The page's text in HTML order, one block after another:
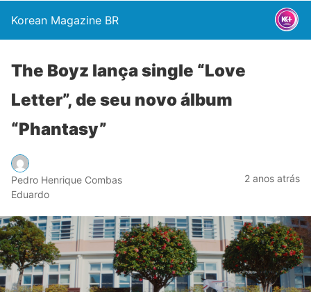
Korean Magazine BR
The Boyz lança single “Love
Letter”, de seu novo álbum
“Phantasy”
Pedro Henrique Combas
Eduardo
2 anos atrás